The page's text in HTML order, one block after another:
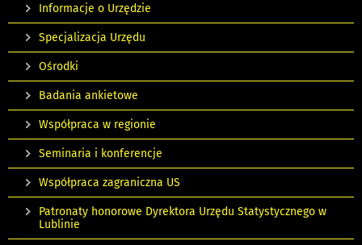
Informacje o Urzędzie
Specjalizacja Urzędu
Ośrodki
Badania ankietowe
Współpraca w regionie
Seminaria i konferencje
Współpraca zagraniczna US
Patronaty honorowe Dyrektora Urzędu Statystycznego w
Lublinie